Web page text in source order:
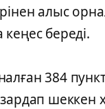
алыс
береді.
384
шеккен